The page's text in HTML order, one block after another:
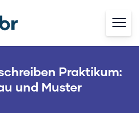
Praktikum:
und Muster